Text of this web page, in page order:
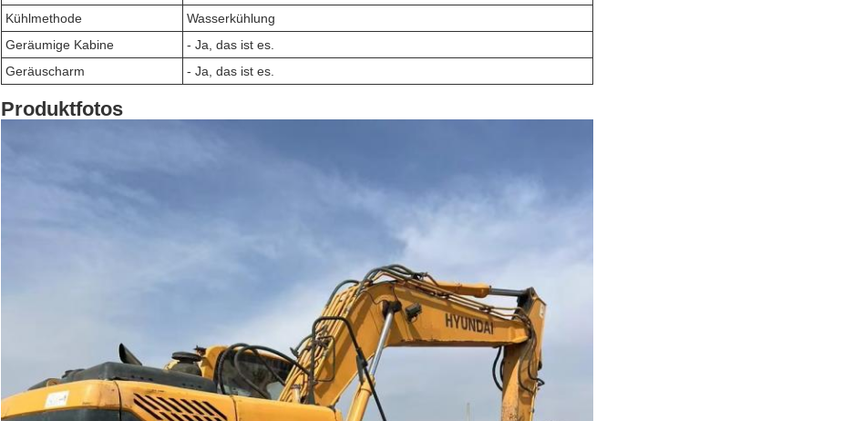
Kühlmethode
Wasserkühlung
Geräumige Kabine
- Ja, das ist es.
Geräuscharm
- Ja, das ist es.
Produktfotos